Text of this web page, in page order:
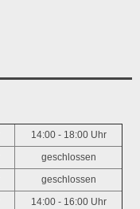
14:00 - 18:00 Uhr
geschlossen
geschlossen
14:00 - 16:00 Uhr